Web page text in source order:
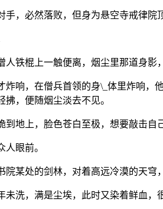
，必然落败，但身为悬空寺戒律院
铁棍上一触便离，烟尘里那道身影
炸响，在僧兵首领的身\_体里炸响
，便随烟尘淡去不见。
地上，脸色苍白至极，想要敲击自
眼前。
某处的剑林，对着高远冷漠的天穹
洗，满是尘埃，此时又染着鲜血，